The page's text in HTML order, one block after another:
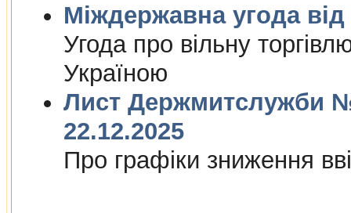
Угода про вiльну
Україною
Лист Держмитслужби №
22.12.2025
Про графiки зниження